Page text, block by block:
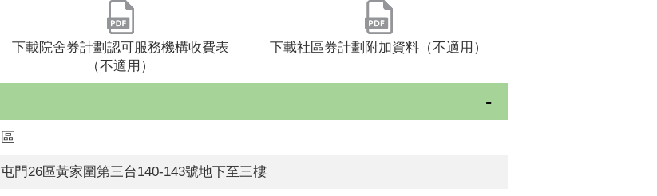
下載院舍券計劃認可服務機構收費表
（不適用）
下載社區券計劃附加資料（不適用）
門26區黃家圍第三台140-143號地下至三樓